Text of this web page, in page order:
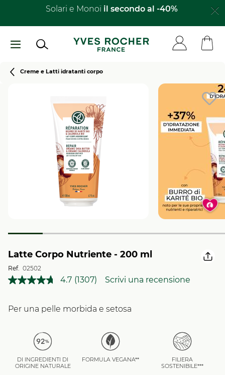
principale
Solari e Monoï il secondo al -40%​
Breadcrumb
Creme e Latti idratanti corpo
Latte Corpo Nutriente - 200 ml
Ref. 02502
4.7 Leggi
Stesso
(1307) Scrivi una recensione
Per una pelle morbida e setosa
DI INGREDIENTI DI
ORIGINE NATURALE
FORMULA VEGANA**
FILIERA
SOSTENIBILE***